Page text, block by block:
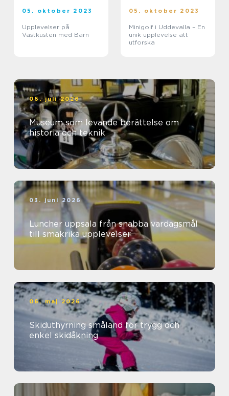
05. oktober 2023
Upplevelser på
Västkusten med Barn
05. oktober 2023
Minigolf i Uddevalla – En
unik upplevelse att
utforska
06. juli 2026
Museum som levande berättelse om
historia och teknik
03. juni 2026
Luncher uppsala från snabba vardagsmål
till smakrika upplevelser
06. maj 2026
Skiduthyrning småland för trygg och
enkel skidåkning